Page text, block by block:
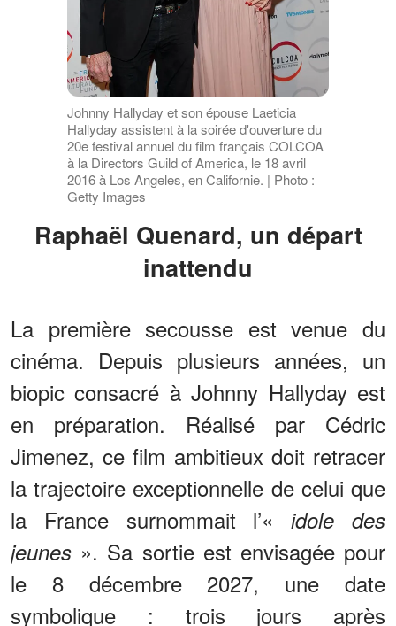
Johnny Hallyday et son épouse Laeticia
Hallyday assistent à la soirée d'ouverture du
20e festival annuel du film français COLCOA
à la Directors Guild of America, le 18 avril
2016 à Los Angeles, en Californie. | Photo :
Getty Images
Raphaël Quenard, un départ
inattendu
La première secousse est venue du
cinéma. Depuis plusieurs années, un
biopic consacré à Johnny Hallyday est
en préparation. Réalisé par Cédric
Jimenez, ce film ambitieux doit retracer
la trajectoire exceptionnelle de celui que
la France surnommait l’«idole des
jeunes ». Sa sortie est envisagée pour
le 8 décembre 2027, une date
symbolique : trois jours après